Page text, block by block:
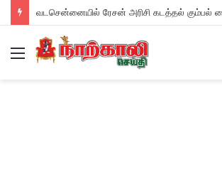
Menu